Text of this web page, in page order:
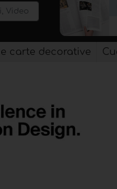
carte decorative